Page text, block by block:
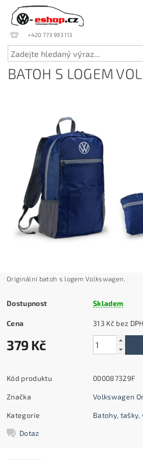
+420 773 993 113
BATOH S LOGEM
Originální batoh s logem Volkswagen.
Dostupnost Skladem
Cena 313 Kč bez DPH
379 Kč
Kód produktu 000087329F
Značka Volkswagen
Kategorie Batohy, tašky,
Dotaz